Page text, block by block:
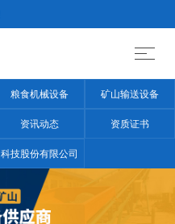
粮食机械设备 矿山输送设备
资讯动态 资质证书
科技股份有限公司